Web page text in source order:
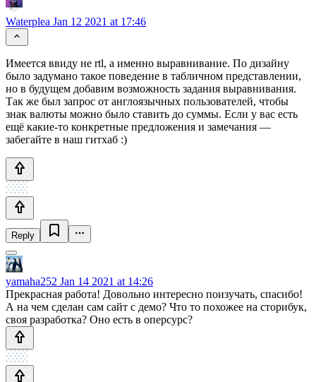
Waterplea Jan 12 2021 at 17:46
Имеется ввиду не rtl, а именно выравнивание. По дизайну
было задумано такое поведение в табличном представлении,
но в будущем добавим возможность задания выравнивания.
Так же был запрос от англоязычных пользователей, чтобы
знак валюты можно было ставить до суммы. Если у вас есть
ещё какие-то конкретные предложения и замечания —
забегайте в наш гитхаб :)
Reply
yamaha252 Jan 14 2021 at 14:26
Прекрасная работа! Довольно интересно поизучать, спасибо!
А на чем сделан сам сайт с демо? Что то похожее на сторибук,
своя разработка? Оно есть в оперсурс?